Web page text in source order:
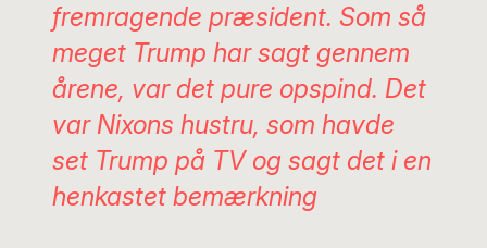
fremragende præsident. Som så
meget Trump har sagt gennem
årene, var det pure opspind. Det
var Nixons hustru, som havde
set Trump på TV og sagt det i en
henkastet bemærkning